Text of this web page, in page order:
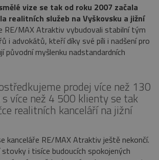
vize se tak od roku 2007 začala
realitních služeb na Vyškovsku a jižní
RE/MAX Atraktiv vybudovali stabilní tým
i advokátů, kteří díky své píli i nadšení pro
původní myšlenku nadstandardních
prodej více než 130
více než 4 500 klienty se tak
realitních kanceláří na jižní
kanceláře RE/MAX Atraktiv ještě nekončí.
stovky i tisíce budoucích spokojených